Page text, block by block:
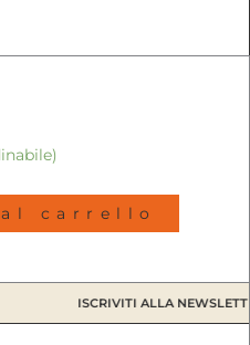
carrello
ISCRIVITI ALLA